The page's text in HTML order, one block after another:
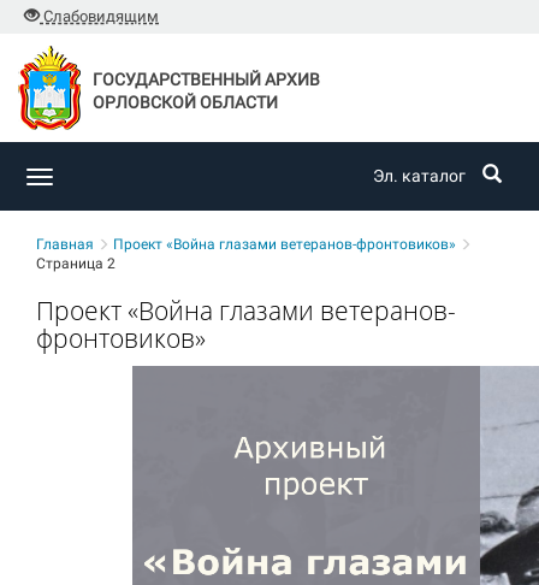
Слабовидящим
ГОСУДАРСТВЕННЫЙ АРХИВ
ОРЛОВСКОЙ ОБЛАСТИ
Toggle
Эл. каталог
Главная
Проект «Война глазами ветеранов-фронтовиков»
Страница 2
Проект «Война глазами ветеранов-
фронтовиков»